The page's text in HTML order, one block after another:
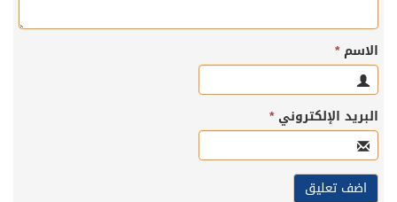
الاسم*
البريد الإلكتروني*